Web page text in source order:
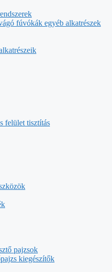
fúvókák egyéb alkatrészek
felület tisztítás
pajzsok
kiegészítők